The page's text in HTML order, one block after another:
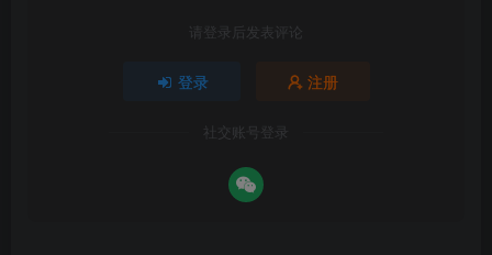
请登录后发表评论
登录 注册
社交账号登录